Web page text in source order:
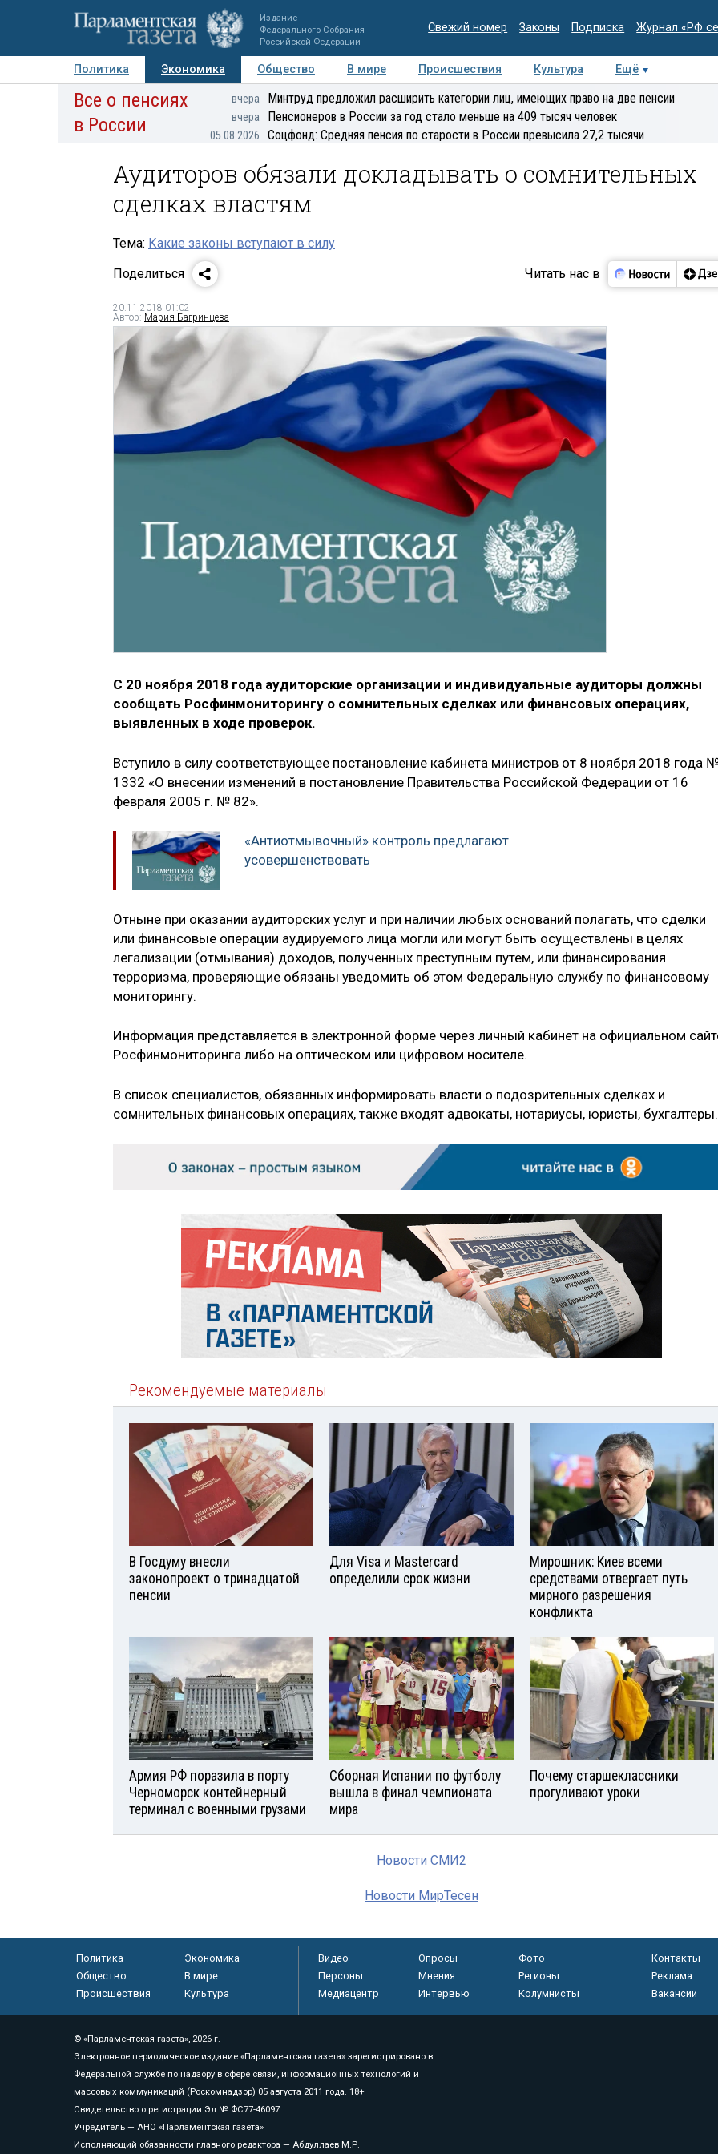
Издание
Федерального Собрания
Российской Федерации
Свежий номер Законы Подписка Журнал «РФ
Политика Экономика Общество В мире Происшествия Культура
Ещё
Авторы Персоны Мнения Регионы Медиацентр Интервью Колумнисты
Все о пенсиях
в России
вчера Минтруд предложил расширить категории лиц, имеющих право на две пенсии
вчера Пенсионеров в России за год стало меньше на 409 тысяч человек
05.08.2026 Соцфонд: Средняя пенсия по старости в России превысила 27,2 тысячи
Аудиторов обязали докладывать о сомнительных
сделках властям
Тема: Какие законы вступают в силу
Поделиться
Читать нас в
20.11.2018 01:02
Автор: Мария Багринцева
С 20 ноября 2018 года аудиторские организации и индивидуальные аудиторы должны
сообщать Росфинмониторингу о сомнительных сделках или финансовых операциях,
выявленных в ходе проверок.
Вступило в силу соответствующее постановление кабинета министров от 8 ноября 2018 года
1332 «О внесении изменений в постановление Правительства Российской Федерации от 16
февраля 2005 г. № 82».
«Антиотмывочный» контроль предлагают
усовершенствовать
Отныне при оказании аудиторских услуг и при наличии любых оснований полагать, что сделки
или финансовые операции аудируемого лица могли или могут быть осуществлены в целях
легализации (отмывания) доходов, полученных преступным путем, или финансирования
терроризма, проверяющие обязаны уведомить об этом Федеральную службу по финансовому
мониторингу.
Информация представляется в электронной форме через личный кабинет на официальном
Росфинмониторинга либо на оптическом или цифровом носителе.
В список специалистов, обязанных информировать власти о подозрительных сделках и
сомнительных финансовых операциях, также входят адвокаты, нотариусы, юристы, бухгалтеры.
Рекомендуемые материалы
В Госдуму внесли
законопроект о тринадцатой
пенсии
Для Visа и Mastercard
определили срок жизни
Мирошник: Киев всеми
средствами отвергает путь
мирного разрешения
конфликта
Армия РФ поразила в порту
Черноморск контейнерный
терминал с военными грузами
Сборная Испании по футболу
вышла в финал чемпионата
мира
Почему старшеклассники
прогуливают уроки
Новости СМИ2
Новости МирТесен
Политика
Экономика
Общество
В мире
Происшествия
Культура
Видео Опросы
Фото
Персоны
Мнения
Регионы
Медиацентр
Интервью Колумнисты
Контакты
Реклама
Вакансии
© «Парламентская газета», 2026 г.
Электронное периодическое издание «Парламентская газета» зарегистрировано в
Федеральной службе по надзору в сфере связи, информационных технологий и
массовых коммуникаций (Роскомнадзор) 05 августа 2011 года. 18+
Свидетельство о регистрации Эл № ФС77-46097
Учредитель — АНО «Парламентская газета»
Исполняющий обязанности главного редактора — Абдуллаев М.Р.